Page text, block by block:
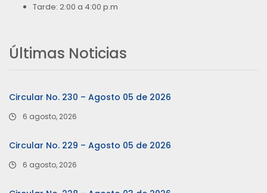
Tarde: 2:00 a 4:00 p.m
Últimas Noticias
Circular No. 230 – Agosto 05 de 2026
6 agosto, 2026
Circular No. 229 – Agosto 05 de 2026
6 agosto, 2026